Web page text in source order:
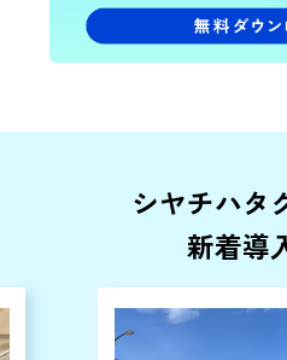
シヤチハタ
新着導